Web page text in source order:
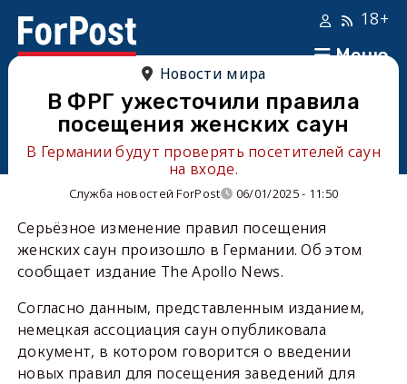
Меню
18+
Новости мира
В ФРГ ужесточили правила
посещения женских саун
В Германии будут проверять посетителей саун
на входе.
Служба новостей ForPost 06/01/2025 - 11:50
Серьёзное изменение правил посещения
женских саун произошло в Германии. Об этом
сообщает издание The Apollo News.
Согласно данным, представленным изданием,
немецкая ассоциация саун опубликовала
документ, в котором говорится о введении
новых правил для посещения заведений для